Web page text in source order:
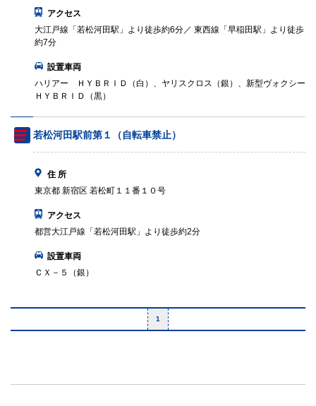
アクセス
大江戸線「若松河田駅」より徒歩約6分／ 東西線「早稲田駅」より徒歩
約7分
設置車両
ハリアー ＨＹＢＲＩＤ（白）、ヤリスクロス（銀）、新型ヴォクシー
ＨＹＢＲＩＤ（黒）
若松河田駅前第１（自転車禁止）
住 所
東京都 新宿区 若松町１１番１０号
アクセス
都営大江戸線「若松河田駅」より徒歩約2分
設置車両
ＣＸ－５（銀）
1